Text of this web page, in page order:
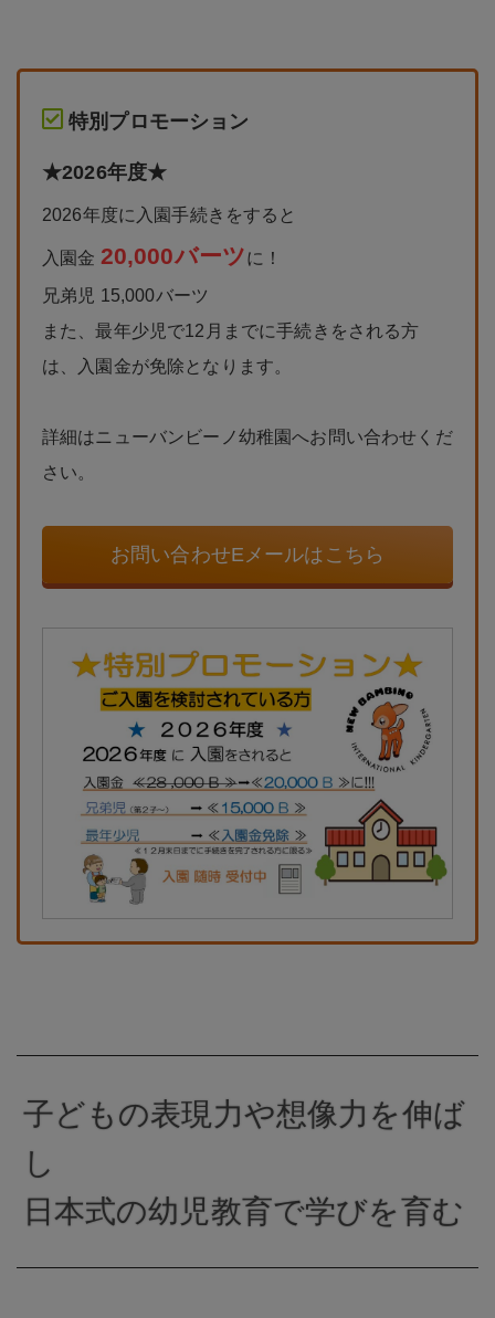
特別プロモーション
★2026年度★
2026年度に入園手続きをすると
入園金 20,000バーツに！
兄弟児 15,000バーツ
また、最年少児で12月までに手続きをされる方
は、入園金が免除となります。
詳細はニューバンビーノ幼稚園へお問い合わせくだ
さい。
お問い合わせEメールはこちら
子どもの表現力や想像力を伸ば
し
日本式の幼児教育で学びを育む